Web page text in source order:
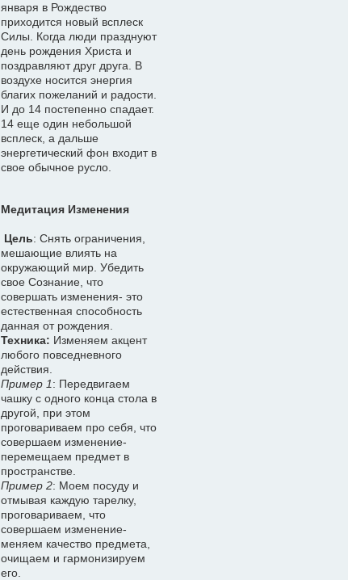
января в Рождество
приходится новый всплеск
Силы. Когда люди празднуют
день рождения Христа и
поздравляют друг друга. В
воздухе носится энергия
благих пожеланий и радости.
И до 14 постепенно спадает.
14 еще один небольшой
всплеск, а дальше
энергетический фон входит в
свое обычное русло.
Медитация Изменения
Цель: Снять ограничения,
мешающие влиять на
окружающий мир. Убедить
свое Сознание, что
совершать изменения- это
естественная способность
данная от рождения.
Техника: Изменяем акцент
любого повседневного
действия.
Пример 1: Передвигаем
чашку с одного конца стола в
другой, при этом
проговариваем про себя, что
совершаем изменение-
перемещаем предмет в
пространстве.
Пример 2: Моем посуду и
отмывая каждую тарелку,
проговариваем, что
совершаем изменение-
меняем качество предмета,
очищаем и гармонизируем
его.